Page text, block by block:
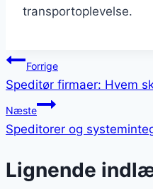
transportoplevelse.
Forrige
Speditør firmaer: Hvem
Næste
Speditorer og
Lignende